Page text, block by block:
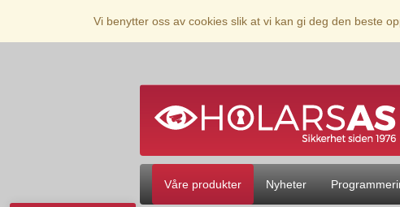
Vi benytter oss av cookies slik at vi kan gi deg den beste
Våre produkter Nyheter